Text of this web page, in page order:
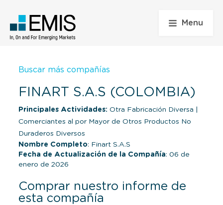
Menu
Buscar más compañías
FINART S.A.S (COLOMBIA)
Principales Actividades: Otra Fabricación Diversa
Comerciantes al por Mayor de Otros Productos No
Duraderos Diversos
Nombre Completo: Finart S.A.S
Fecha de Actualización de la Compañía: 06 de
enero de 2026
Comprar nuestro informe de
esta compañía